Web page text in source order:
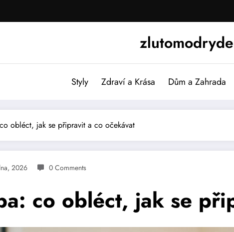
Styly Zdraví a Krása Dům a Zahrada
obléct, jak se připravit a co očekávat
2026 0 Comments
co obléct, jak se